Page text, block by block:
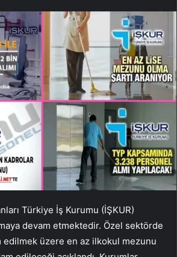
Türkiye İş Kurumu (İŞKUR)
devam etmektedir. Özel sektörde
edilmek üzere en az ilkokul mezunu